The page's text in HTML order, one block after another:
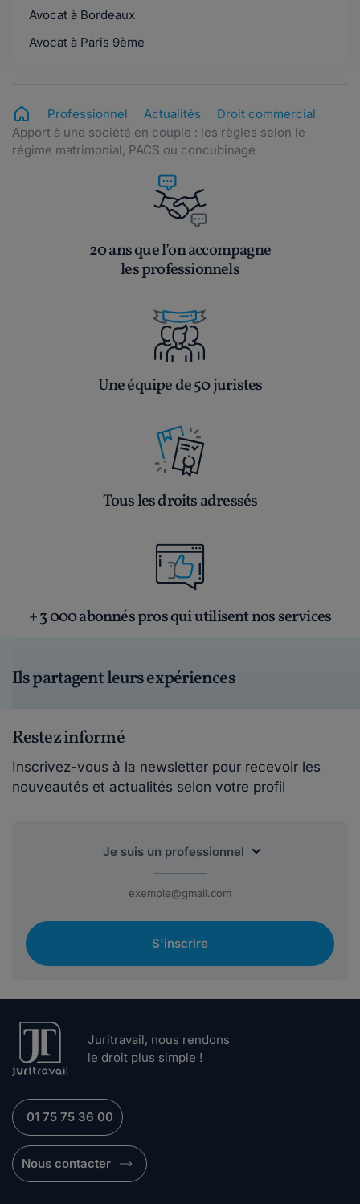
Avocat à Bordeaux
Avocat à Paris 9ème
Professionnel Actualités
Droit commercial
Apport à une société en couple : les règles selon le
régime matrimonial, PACS ou concubinage
20 ans que l’on accompagne
les professionnels
Une équipe de 50 juristes
Tous les droits adressés
+ 3 000 abonnés pros qui utilisent nos services
Ils partagent leurs expériences
Restez informé
Inscrivez-vous à la newsletter pour recevoir les
nouveautés et actualités selon votre profil
S'inscrire
Juritravail, nous rendons
le droit plus simple !
01 75 75 36 00
Nous contacter